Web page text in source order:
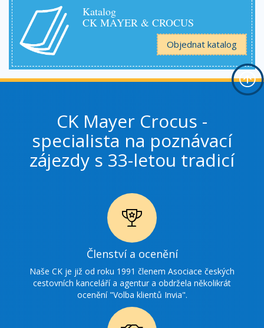
Katalog
CK MAYER & CROCUS
Objednat katalog
CK Mayer Crocus -
specialista na poznávací
zájezdy s 33-letou tradicí
Ikonka
ocenění
Členství a ocenění
Naše CK je již od roku 1991 členem Asociace českých
cestovních kanceláří a agentur a obdržela několikrát
ocenění "Volba klientů Invia".